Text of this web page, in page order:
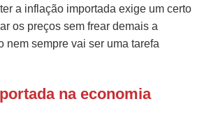
a inflação importada exige um certo
os preços sem frear demais a
nem sempre vai ser uma tarefa
na economia